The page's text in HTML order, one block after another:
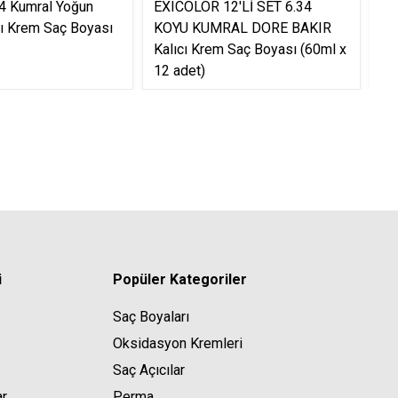
Kumral Yoğun
Krem Saç Boyası
EXICOLOR 12'Lİ SET 6.34
KOYU KUMRAL DORE BAKIR
Kalıcı Krem Saç Boyası (60ml x
12 adet)
Popüler Kategoriler
Saç Boyaları
Oksidasyon Kremleri
Saç Açıcılar